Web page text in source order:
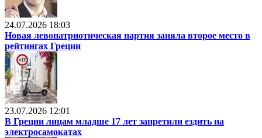
24.07.2026 18:03
Новая левопатриотическая партия заняла второе место в
рейтингах Греции
23.07.2026 12:01
В Греции лицам младше 17 лет запретили ездить на
электросамокатах